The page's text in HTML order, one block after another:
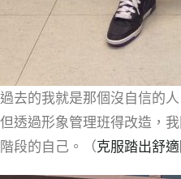
過去的我就是那個沒自信的
但透過形象管理班得改造，
階段的自己。（克服踏出舒